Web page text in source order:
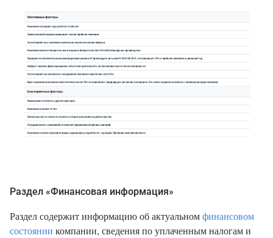
Раздел «Финансовая информация»
Раздел содержит информацию об актуальномфинансовом
состоянии компании, сведения по уплаченным налогам и